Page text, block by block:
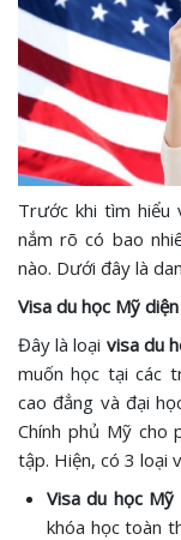
Trước khi tìm hiểu
nắm rõ có bao
nào. Dưới đây là
Visa du học Mỹ diện
Đây là loại visa du
muốn học tại các
cao đẳng và đại
Chính phủ Mỹ cho
tập. Hiện, có 3 loại
Visa du học Mỹ
khóa học toàn